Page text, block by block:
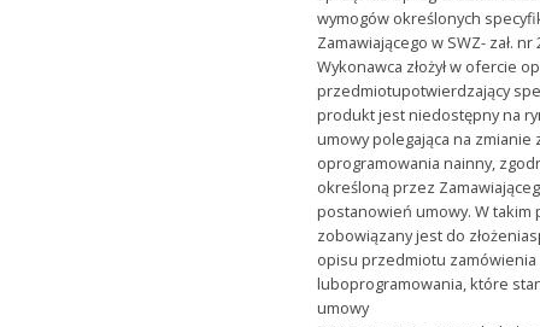
wymogów określonych
Zamawiającego w SWZ- zał.
Wykonawca złożył w ofercie
przedmiotupotwierdzający
produkt jest niedostępny na
umowy polegająca na
oprogramowania nainny,
określoną przez
postanowień umowy. W takim
zobowiązany jest do
opisu przedmiotu
luboprogramowania, które
umowy